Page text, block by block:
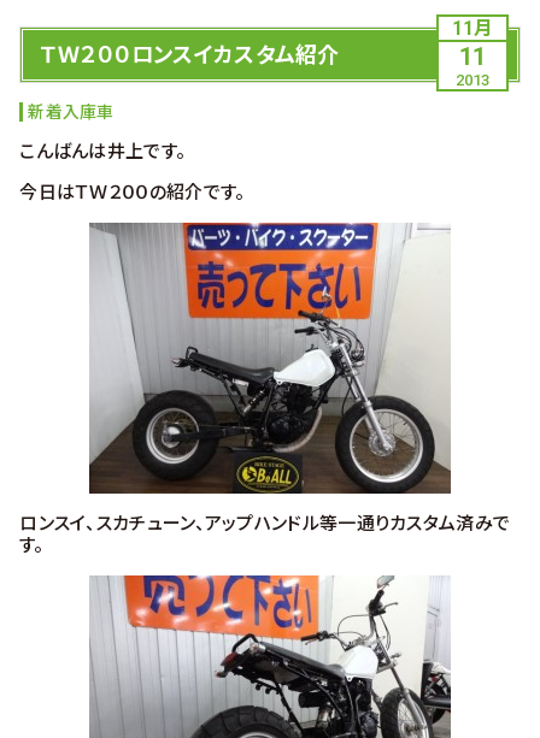
11月
11
2013
ＴＷ２００ロンスイカスタム紹介
新着入庫車
こんばんは井上です。
今日はＴＷ２００の紹介です。
ロンスイ、スカチューン、アップハンドル等一通りカスタム済みで
す。